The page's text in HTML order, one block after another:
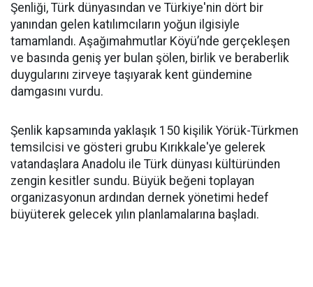
Şenliği, Türk dünyasından ve Türkiye'nin dört bir
yanından gelen katılımcıların yoğun ilgisiyle
tamamlandı. Aşağımahmutlar Köyü’nde gerçekleşen
ve basında geniş yer bulan şölen, birlik ve beraberlik
duygularını zirveye taşıyarak kent gündemine
damgasını vurdu.
Şenlik kapsamında yaklaşık 150 kişilik Yörük-Türkmen
temsilcisi ve gösteri grubu Kırıkkale'ye gelerek
vatandaşlara Anadolu ile Türk dünyası kültüründen
zengin kesitler sundu. Büyük beğeni toplayan
organizasyonun ardından dernek yönetimi hedef
büyüterek gelecek yılın planlamalarına başladı.